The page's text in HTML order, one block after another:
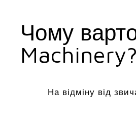
Чому
Machinery?
На відміну від